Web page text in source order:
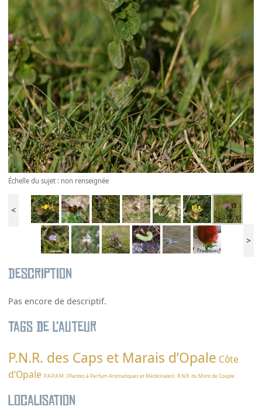
Échelle du sujet : non renseignée
<
>
Description
Pas encore de descriptif.
Tags de l’auteur
P.N.R. des Caps et Marais d’Opale Côte
d’Opale P.A.P.A.M. (Plantes à Parfum Aromatiques et Médicinales) R.N.R. du Mont de Couple
Localisation